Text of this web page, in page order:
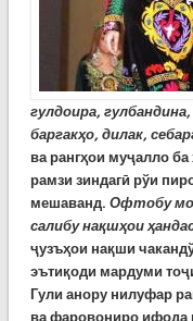
гулдоира,
баргакҳо, дилак,
ва рангҳои муҷалло
рамзи зиндагӣ рўи
мешаванд. Офтобу
салибу нақшҳои
ҷузъҳои нақши
эътиқоди мардуми
Гули анору нилуфар
ва фаровониро ифода